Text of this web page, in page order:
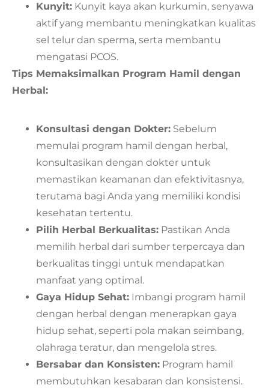
Kunyit: Kunyit kaya akan kurkumin, senyawa
aktif yang membantu meningkatkan kualitas
sel telur dan sperma, serta membantu
mengatasi PCOS.
Tips Memaksimalkan Program Hamil dengan
Herbal:
Konsultasi dengan Dokter: Sebelum
memulai program hamil dengan herbal,
konsultasikan dengan dokter untuk
memastikan keamanan dan efektivitasnya,
terutama bagi Anda yang memiliki kondisi
kesehatan tertentu.
Pilih Herbal Berkualitas: Pastikan Anda
memilih herbal dari sumber terpercaya dan
berkualitas tinggi untuk mendapatkan
manfaat yang optimal.
Gaya Hidup Sehat: Imbangi program hamil
dengan herbal dengan menerapkan gaya
hidup sehat, seperti pola makan seimbang,
olahraga teratur, dan mengelola stres.
Bersabar dan Konsisten: Program hamil
membutuhkan kesabaran dan konsistensi.